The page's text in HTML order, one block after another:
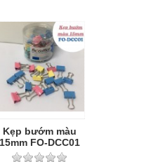
Kẹp bướm màu
15mm FO-DCC01